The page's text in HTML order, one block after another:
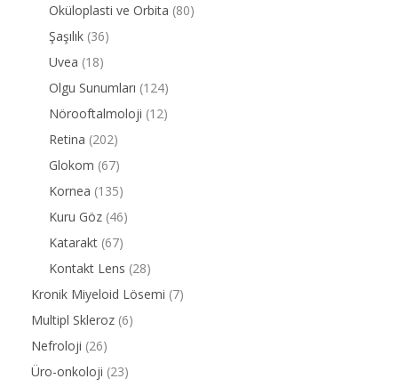
Oküloplasti ve Orbita (80)
Şaşılık (36)
Uvea (18)
Olgu Sunumları (124)
Nörooftalmoloji (12)
Retina (202)
Glokom (67)
Kornea (135)
Kuru Göz (46)
Katarakt (67)
Kontakt Lens (28)
Kronik Miyeloid Lösemi (7)
Multipl Skleroz (6)
Nefroloji (26)
Üro-onkoloji (23)